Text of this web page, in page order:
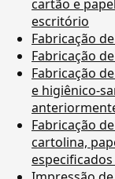
cartão e
escritório
Fabricação
Fabricação
Fabricação
e higiênico-
Fabricação
cartolina,